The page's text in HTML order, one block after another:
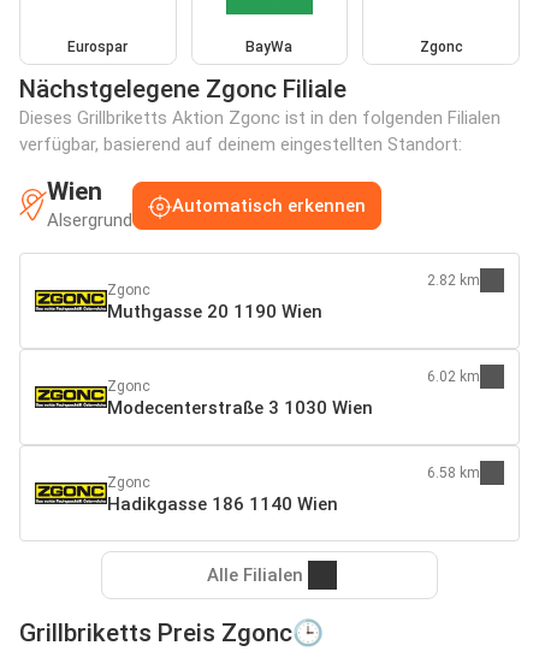
Eurospar BayWa Zgonc
Nächstgelegene Zgonc Filiale
Dieses Grillbriketts Aktion Zgonc ist in den folgenden Filialen
verfügbar, basierend auf deinem eingestellten Standort:
Wien
Alsergrund
Automatisch erkennen
Zgonc
Muthgasse 20 1190 Wien
2.82 km
Zgonc
Modecenterstraße 3 1030 Wien
6.02 km
Zgonc
Hadikgasse 186 1140 Wien
6.58 km
Alle Filialen
Grillbriketts Preis Zgonc🕒